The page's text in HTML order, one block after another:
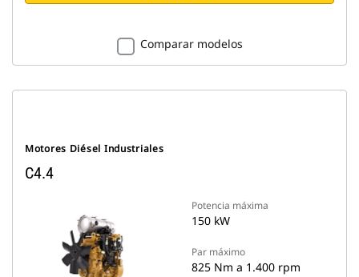
Comparar modelos
Motores Diésel Industriales
C4.4
Potencia máxima
150 kW
Par máximo
825 Nm a 1.400 rpm